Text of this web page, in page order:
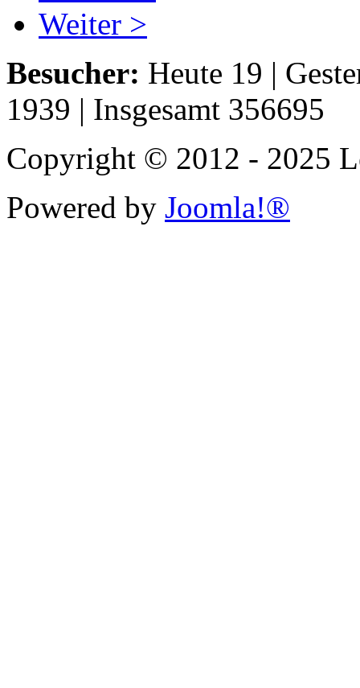
Weiter >
Besucher: Heute 19 |
1939 | Insgesamt 356695
Copyright © 2012 - 2025
Powered by Joomla!®